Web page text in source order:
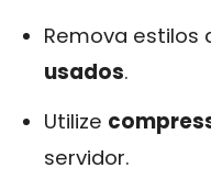
Remova estilos
usados.
Utilize
servidor.